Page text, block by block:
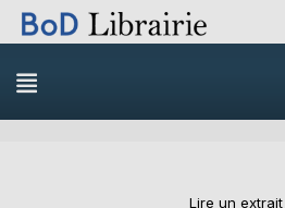
Skip
to
Content
Lire un extrait